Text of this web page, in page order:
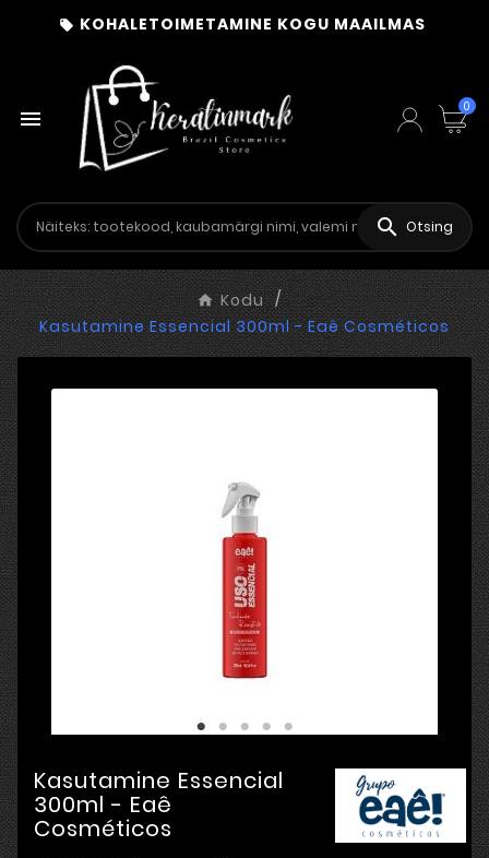
 KOHALETOIMETAMINE KOGU MAAILMAS
 0
 Otsing
Kodu
Kasutamine Essencial 300ml - Eaê Cosméticos
Kasutamine Essencial
300ml - Eaê
Cosméticos